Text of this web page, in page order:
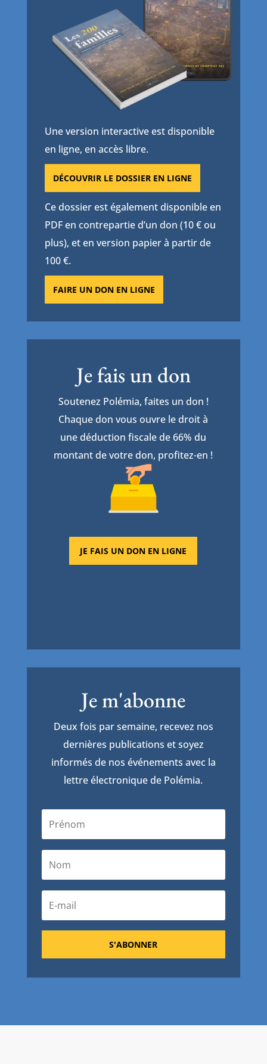
Une version interactive est disponible
en ligne, en accès libre.
DÉCOUVRIR LE DOSSIER EN LIGNE
Ce dossier est également disponible en
PDF en contrepartie d’un don (10 € ou
plus), et en version papier à partir de
100 €.
FAIRE UN DON EN LIGNE
Je fais un don
Soutenez Polémia, faites un don !
Chaque don vous ouvre le droit à
une déduction fiscale de 66% du
montant de votre don, profitez-en !
JE FAIS UN DON EN LIGNE
Je m'abonne
Deux fois par semaine, recevez nos
dernières publications et soyez
informés de nos événements avec la
lettre électronique de Polémia.
S'ABONNER